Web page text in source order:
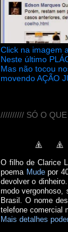
Click na imagem
Neste último
Mas não tocou
movendo AÇÃO
////////// SÓ O
O filho de Clarice
poema Mudepor
devolver o
modo vergonhoso,
Brasil. O nome
telefone comercial
Mais detalhes